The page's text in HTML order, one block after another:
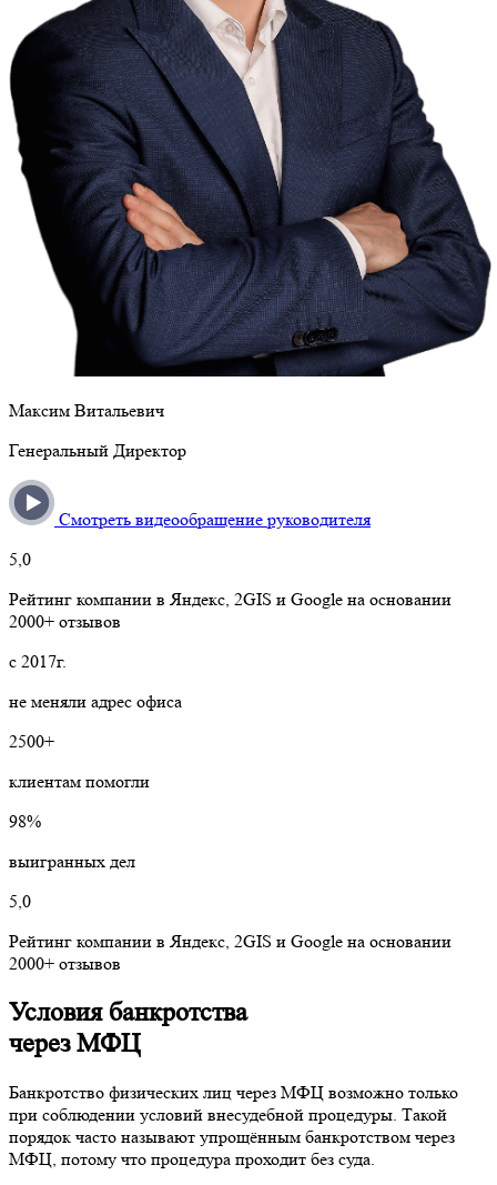
Максим Витальевич
Генеральный Директор
Смотреть видеообращение руководителя
5,0
Рейтинг компании в Яндекс, 2GIS и Google на основании
2000+ отзывов
с 2017г.
не меняли адрес офиса
2500+
клиентам помогли
98%
выигранных дел
5,0
Рейтинг компании в Яндекс, 2GIS и Google на основании
2000+ отзывов
Условия банкротства
через МФЦ
Банкротство физических лиц через МФЦ возможно только
при соблюдении условий внесудебной процедуры. Такой
порядок часто называют упрощённым банкротством через
МФЦ, потому что процедура проходит без суда.